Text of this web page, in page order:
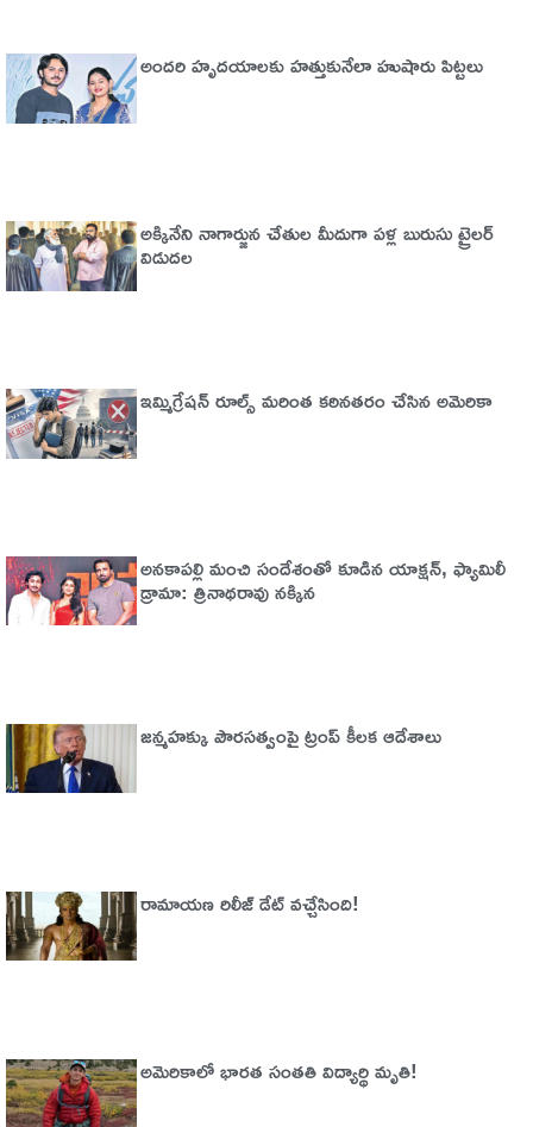
అందరి హృదయాలకు హత్తుకునేలా హుషారు పిట్టలు
అక్కినేని నాగార్జున చేతుల మీదుగా పళ్ల బురుసు ట్రైలర్‌
విడుదల
ఇమ్మిగ్రేషన్‌ రూల్స్‌ మరింత కఠినతరం చేసిన అమెరికా
అనకాపల్లి మంచి సందేశంతో కూడిన యాక్షన్, ఫ్యామిలీ
డ్రామా: త్రినాథరావు నక్కిన
జన్మహక్కు పౌరసత్వంపై ట్రంప్ కీలక ఆదేశాలు
రామాయణ రిలీజ్ డేట్ వచ్చేసింది!
అమెరికాలో భార‌త సంత‌తి విద్యార్థి మృతి!